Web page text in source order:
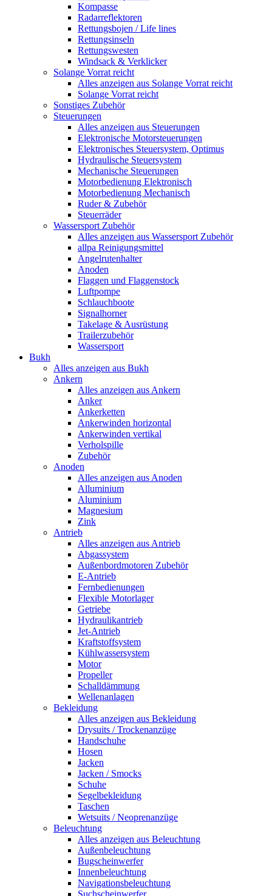
Kompasse
Radarreflektoren
Rettungsbojen / Life lines
Rettungsinseln
Rettungswesten
Windsack & Verklicker
Solange Vorrat reicht
Alles anzeigen aus Solange Vorrat reicht
Solange Vorrat reicht
Sonstiges Zubehör
Steuerungen
Alles anzeigen aus Steuerungen
Elektronische Motorsteuerungen
Elektronisches Steuersystem, Optimus
Hydraulische Steuersystem
Mechanische Steuerungen
Motorbedienung Elektronisch
Motorbedienung Mechanisch
Ruder & Zubehör
Steuerräder
Wassersport Zubehör
Alles anzeigen aus Wassersport Zubehör
allpa Reinigungsmittel
Angelrutenhalter
Anoden
Flaggen und Flaggenstock
Luftpompe
Schlauchboote
Signalhorner
Takelage & Ausrüstung
Trailerzubehör
Wassersport
Bukh
Alles anzeigen aus Bukh
Ankern
Alles anzeigen aus Ankern
Anker
Ankerketten
Ankerwinden horizontal
Ankerwinden vertikal
Verholspille
Zubehör
Anoden
Alles anzeigen aus Anoden
Alluminium
Aluminium
Magnesium
Zink
Antrieb
Alles anzeigen aus Antrieb
Abgassystem
Außenbordmotoren Zubehör
E-Antrieb
Fernbedienungen
Flexible Motorlager
Getriebe
Hydraulikantrieb
Jet-Antrieb
Kraftstoffsystem
Kühlwassersystem
Motor
Propeller
Schalldämmung
Wellenanlagen
Bekleidung
Alles anzeigen aus Bekleidung
Drysuits / Trockenanzüge
Handschuhe
Hosen
Jacken
Jacken / Smocks
Schuhe
Segelbekleidung
Taschen
Wetsuits / Neoprenanzüge
Beleuchtung
Alles anzeigen aus Beleuchtung
Außenbeleuchtung
Bugscheinwerfer
Innenbeleuchtung
Navigationsbeleuchtung
Suchscheinwerfer